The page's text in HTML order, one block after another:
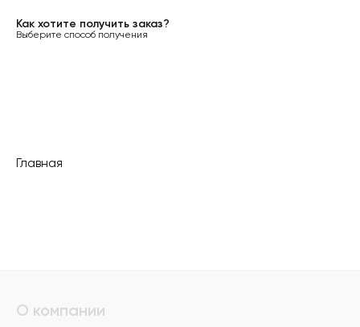
Как хотите получить заказ?
Выберите способ получения
Главная
О компании